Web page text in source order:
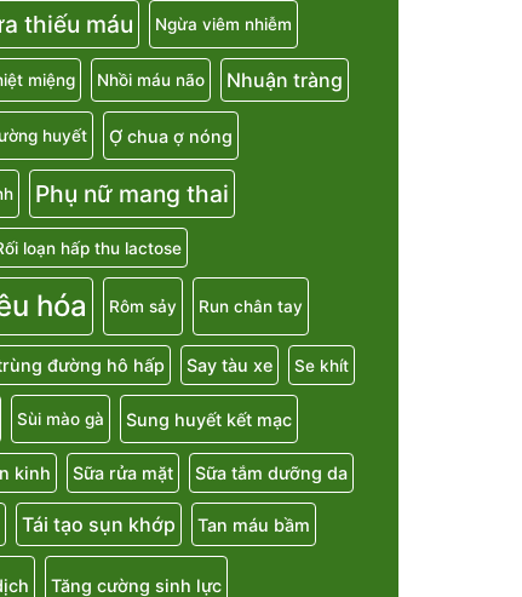
thiếu máu Ngừa viêm nhiễm
miệng Nhồi máu não Nhuận tràng
huyết Ợ chua ợ nóng
Phụ nữ mang thai
loạn hấp thu lactose
hóa Rôm sảy Run chân tay
đường hô hấp Say tàu xe Se khít
Sùi mào gà Sung huyết kết mạc
kinh Sữa rửa mặt Sữa tắm dưỡng da
Tái tạo sụn khớp Tan máu bầm
Tăng cường sinh lực